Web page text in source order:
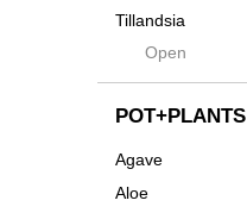
Native
Progress
Tillandsia
SeedsOpen
POT+PLANTS
Agave
Aloe